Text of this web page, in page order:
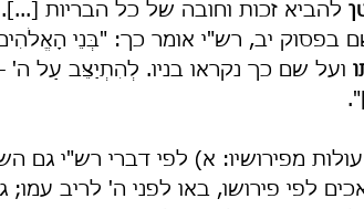
להביא זכות וחובה של כל הבריות
בפסוק יב, רש"י אומר כך: "בְּנֵי
ועל שם כך נקראו בניו. לְהִתְיַצֵּב עַל ה'
מפירושיו: א) לפי דברי רש"י גם
לפי פירושו, באו לפני ה' לריב עמו;